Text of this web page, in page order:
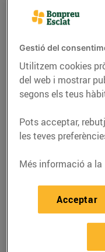
RECEPTES
ibèric
01/de novembre/2024
Gestió del
Utilitzem cookies
del web i mostrar
segons els teus
Pots acceptar,
les teves
Més informació a la
Acceptar